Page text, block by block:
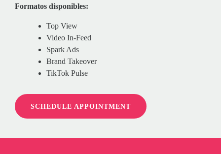
Formatos disponibles:
Top View
Video In-Feed
Spark Ads
Brand Takeover
TikTok Pulse
SCHEDULE APPOINTMENT